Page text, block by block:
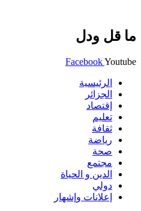
ما قل ودل
FacebookYoutube
الرئيسية
الجزائر
إقتصاد
تعليم
ثقافة
رياضة
صحة
مجتمع
الدين و الحياة
دولي
إعلانات وإشهار